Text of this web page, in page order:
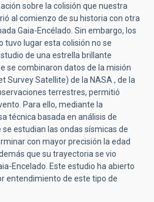
sobre la colisión que nuestra
al comienzo de su historia con otra
Gaia-Encélado. Sin embargo, los
tuvo lugar esta colisión no se
de una estrella brillante
se combinaron datos de la misión
Survey Satellite) de la NASA , de la
terrestres, permitió
Para ello, mediante la
técnica basada en análisis de
estudian las ondas sísmicas de
con mayor precisión la edad
que su trayectoria se vio
Encelado. Este estudio ha abierto
entendimiento de este tipo de